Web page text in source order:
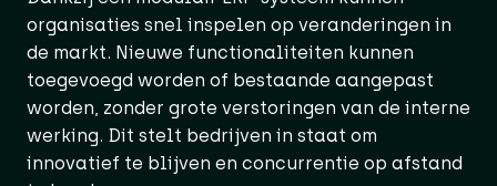
organisaties snel inspelen op veranderingen in
de markt. Nieuwe functionaliteiten kunnen
toegevoegd worden of bestaande aangepast
worden, zonder grote verstoringen van de interne
werking. Dit stelt bedrijven in staat om
innovatief te blijven en concurrentie op afstand